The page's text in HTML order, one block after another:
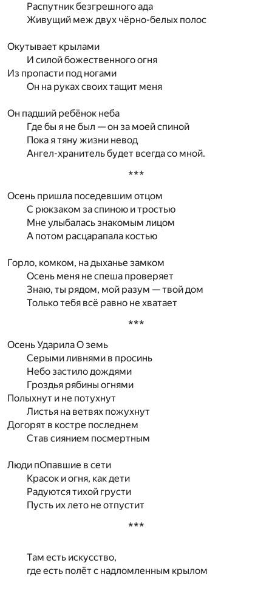
Распутник безгрешного ада
Живущий меж двух чёрно-белых полос
Окутывает крылами
И силой божественного огня
Из пропасти под ногами
Он на руках своих тащит меня
Он падший ребёнок неба
Где бы я не был — он за моей спиной
Пока я тяну жизни невод
Ангел-хранитель будет всегда со мной.
***
Осень пришла поседевшим отцом
С рюкзаком за спиною и тростью
Мне улыбалась знакомым лицом
А потом расцарапала костью
Горло, комком, на дыханье замком
Осень меня не спеша проверяет
Знаю, ты рядом, мой разум — твой дом
Только тебя всё равно не хватает
***
Осень Ударила О земь
Серыми ливнями в просинь
Небо застило дождями
Гроздья рябины огнями
Полыхнут и не потухнут
Листья на ветвях пожухнут
Догорят в костре последнем
Став сиянием посмертным
Люди пОпавшие в сети
Красок и огня, как дети
Радуются тихой грусти
Пусть их лето не отпустит
***
Там есть искусство,
где есть полёт с надломленным крылом